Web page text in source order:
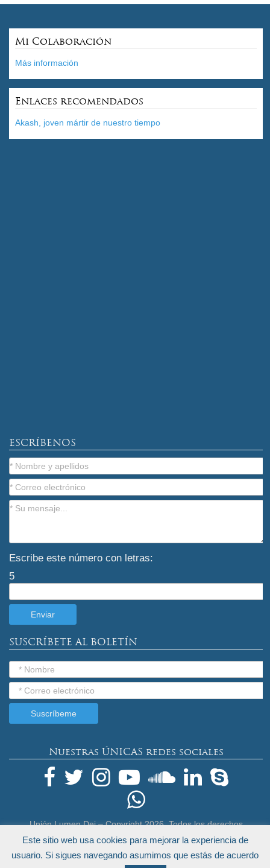
Mi Colaboración
Más información
Enlaces recomendados
Akash, joven mártir de nuestro tiempo
ESCRÍBENOS
Escribe este número con letras:
5
SUSCRÍBETE AL BOLETÍN
Nuestras ÚNICAS redes sociales
Unión Lumen Dei – Copyright2026. Todos los derechos
reservados.
Términos Legales y Política de Privacidad
Endeos.com
Este sitio web usa cookies para mejorar la experiencia de
usuario. Si sigues navegando asumimos que estás de acuerdo